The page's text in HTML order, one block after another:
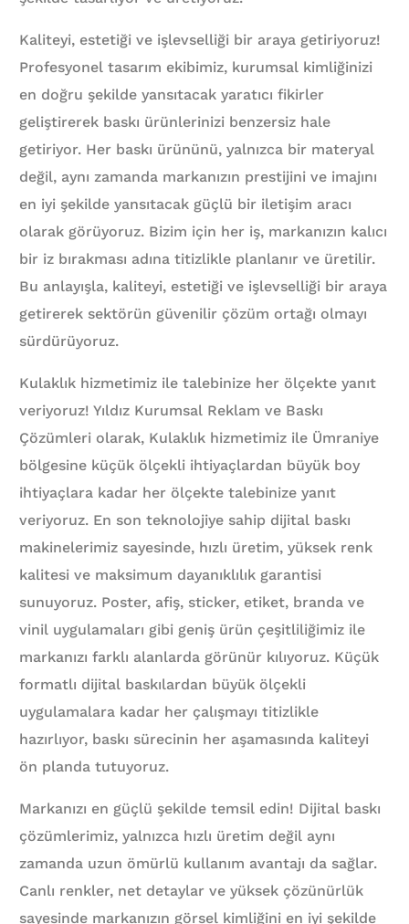
Kaliteyi, estetiği ve işlevselliği bir araya getiriyoruz!
Profesyonel tasarım ekibimiz, kurumsal kimliğinizi
en doğru şekilde yansıtacak yaratıcı fikirler
geliştirerek baskı ürünlerinizi benzersiz hale
getiriyor. Her baskı ürününü, yalnızca bir materyal
değil, aynı zamanda markanızın prestijini ve imajını
en iyi şekilde yansıtacak güçlü bir iletişim aracı
olarak görüyoruz. Bizim için her iş, markanızın kalıcı
bir iz bırakması adına titizlikle planlanır ve üretilir.
Bu anlayışla, kaliteyi, estetiği ve işlevselliği bir araya
getirerek sektörün güvenilir çözüm ortağı olmayı
sürdürüyoruz.
Kulaklık hizmetimiz ile talebinize her ölçekte yanıt
veriyoruz! Yıldız Kurumsal Reklam ve Baskı
Çözümleri olarak, Kulaklık hizmetimiz ile Ümraniye
bölgesine küçük ölçekli ihtiyaçlardan büyük boy
ihtiyaçlara kadar her ölçekte talebinize yanıt
veriyoruz. En son teknolojiye sahip dijital baskı
makinelerimiz sayesinde, hızlı üretim, yüksek renk
kalitesi ve maksimum dayanıklılık garantisi
sunuyoruz. Poster, afiş, sticker, etiket, branda ve
vinil uygulamaları gibi geniş ürün çeşitliliğimiz ile
markanızı farklı alanlarda görünür kılıyoruz. Küçük
formatlı dijital baskılardan büyük ölçekli
uygulamalara kadar her çalışmayı titizlikle
hazırlıyor, baskı sürecinin her aşamasında kaliteyi
ön planda tutuyoruz.
Markanızı en güçlü şekilde temsil edin! Dijital baskı
çözümlerimiz, yalnızca hızlı üretim değil aynı
zamanda uzun ömürlü kullanım avantajı da sağlar.
Canlı renkler, net detaylar ve yüksek çözünürlük
sayesinde markanızın görsel kimliğini en iyi şekilde